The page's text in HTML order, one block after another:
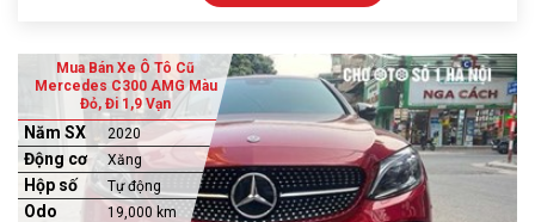
Mua Bán Xe Ô Tô Cũ
Mercedes C300 AMG Màu
Đỏ, Đi 1,9 Vạn
Năm SX 2020
Động cơ Xăng
Hộp số Tự động
Odo 19,000 km